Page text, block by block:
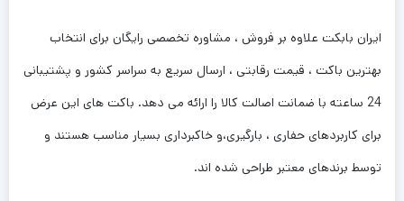
ایران بابکت علاوه بر فروش ، مشاوره تخصصی رایگان برای انتخاب
بهترین باکت ، قیمت رقابتی ، ارسال سریع به سراسر کشور و پشتیبانی
24 ساعته با ضمانت اصالت کالا را ارائه می دهد. باکت های این عرض
برای کاربردهای حفاری ، بارگیری،و خاکبرداری بسیار مناسب هستند و
توسط برندهای معتبر طراحی شده اند.